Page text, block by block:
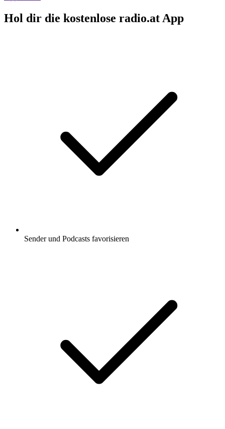
Hol dir die kostenlose radio.at App
Sender und Podcasts favorisieren